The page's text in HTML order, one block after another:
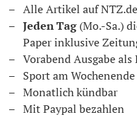
Alle Artikel auf
Jeden Tag(Mo.-Sa.)
Paper inklusive
Vorabend Ausgabe als
Sport am Wochenende
Monatlich kündbar
Mit Paypal bezahlen